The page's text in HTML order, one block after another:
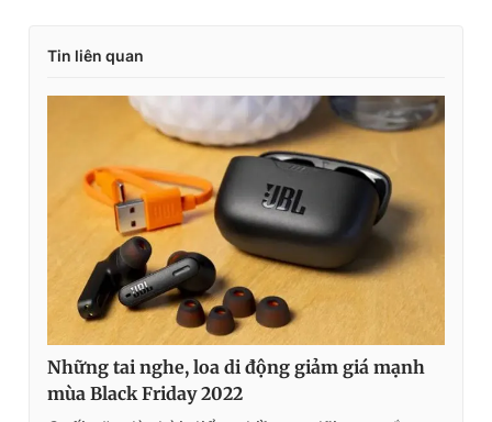
Tin liên quan
Những tai nghe, loa di động giảm giá mạnh
mùa Black Friday 2022